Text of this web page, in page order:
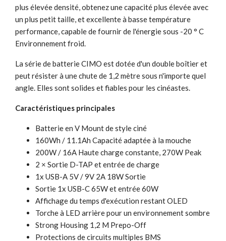
plus élevée densité, obtenez une capacité plus élevée avec
un plus petit taille, et excellente à basse température
performance, capable de fournir de l'énergie sous -20 ° C
Environnement froid.
La série de batterie CIMO est dotée d'un double boîtier et
peut résister à une chute de 1,2 mètre sous n'importe quel
angle. Elles sont solides et fiables pour les cinéastes.
Caractéristiques principales
Batterie en V Mount de style ciné
160Wh / 11.1Ah Capacité adaptée à la mouche
200W / 16A Haute charge constante, 270W Peak
2 × Sortie D-TAP et entrée de charge
1x USB-A 5V / 9V 2A 18W Sortie
Sortie 1x USB-C 65W et entrée 60W
Affichage du temps d'exécution restant OLED
Torche à LED arrière pour un environnement sombre
Strong Housing 1,2 M Prepo-Off
Protections de circuits multiples BMS